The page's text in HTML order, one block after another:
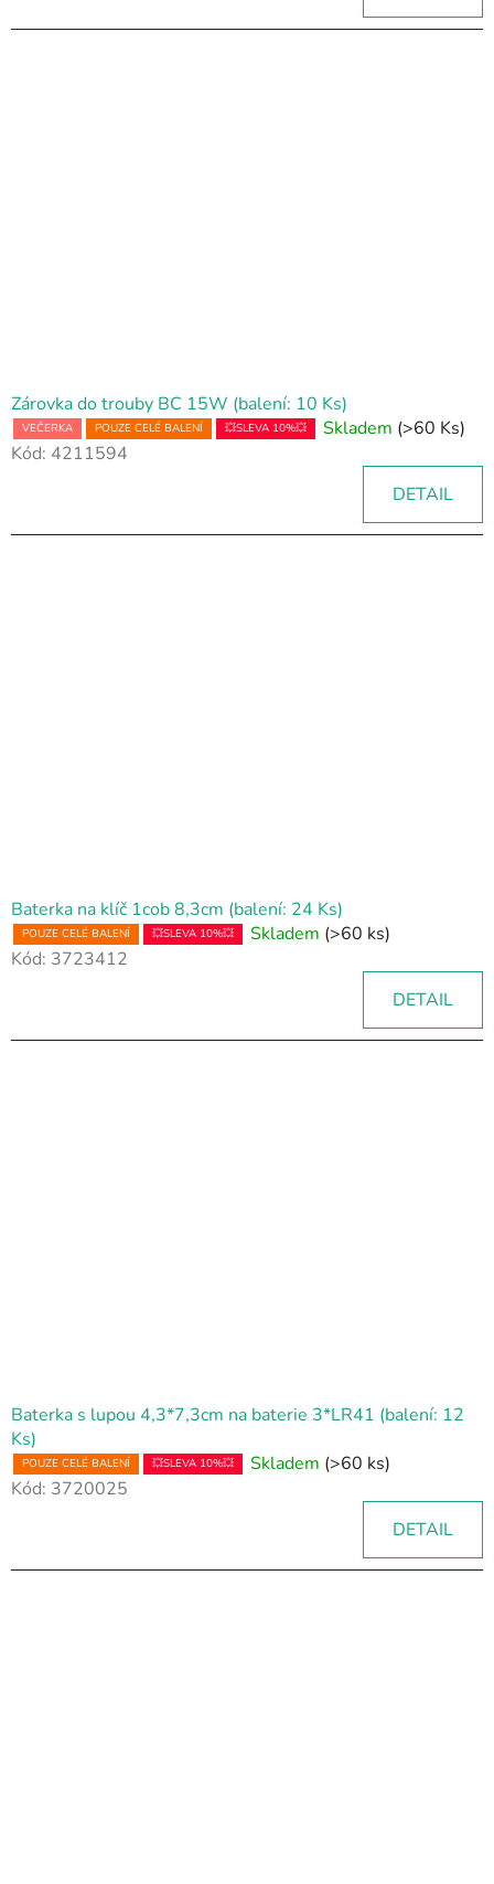
Zárovka do trouby BC 15W (balení: 10 Ks)
VEČERKA POUZE CELÉ BALENÍ 💥SLEVA 10%💥 Skladem (>60 Ks)
Kód: 4211594
DETAIL
Baterka na klíč 1cob 8,3cm (balení: 24 Ks)
POUZE CELÉ BALENÍ 💥SLEVA 10%💥 Skladem (>60 ks)
Kód: 3723412
DETAIL
Baterka s lupou 4,3*7,3cm na baterie 3*LR41 (balení: 12
Ks)
POUZE CELÉ BALENÍ 💥SLEVA 10%💥 Skladem (>60 ks)
Kód: 3720025
DETAIL